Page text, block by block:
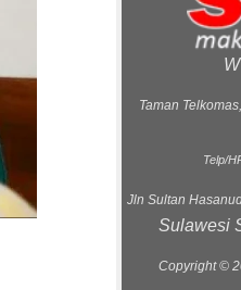
Taman
Telp/
Jln Sultan
Sulawesi
Copyright ©